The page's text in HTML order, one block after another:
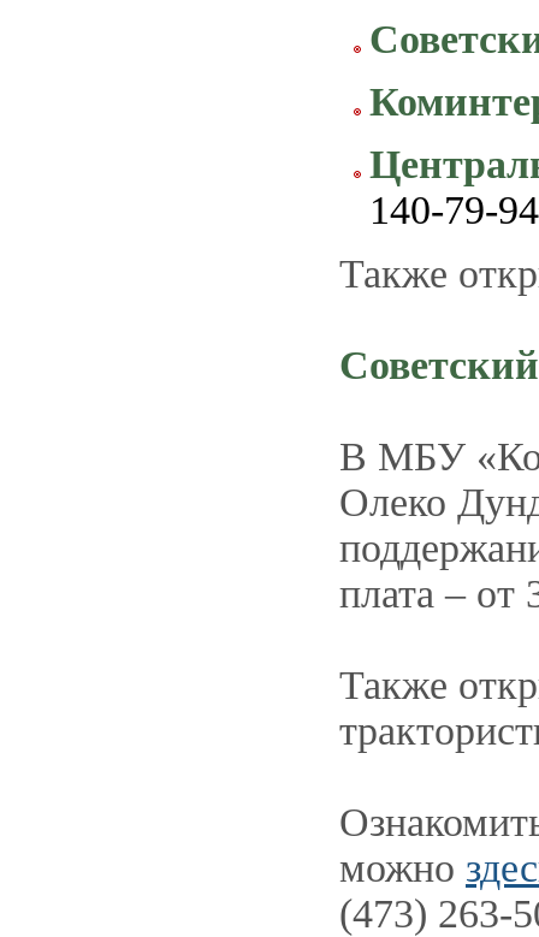
140-79-
Также
В МБУ
Олеко
плата – от
Также
можно
(473) 263-